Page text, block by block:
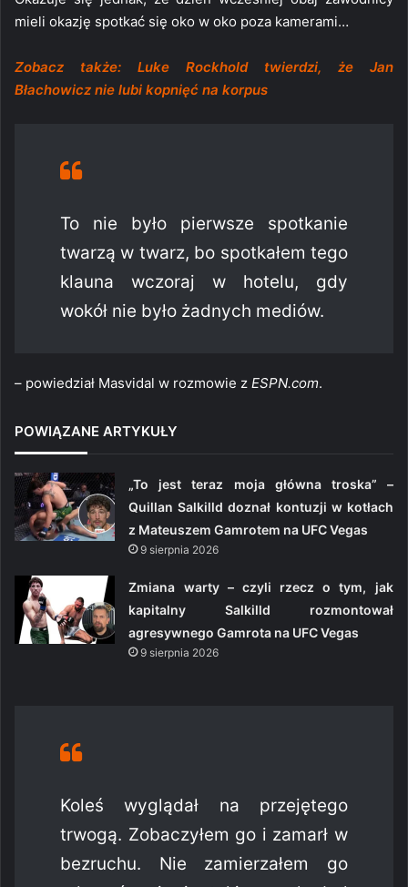
mieli okazję spotkać się oko w oko poza kamerami…
Zobacz także: Luke Rockhold twierdzi, że Jan
Błachowicz nie lubi kopnięć na korpus
To nie było pierwsze spotkanie
twarzą w twarz, bo spotkałem tego
klauna wczoraj w hotelu, gdy
wokół nie było żadnych mediów.
– powiedział Masvidal w rozmowie z ESPN.com.
POWIĄZANE ARTYKUŁY
„To jest teraz moja główna troska” –
Quillan Salkilld doznał kontuzji w kotłach
z Mateuszem Gamrotem na UFC Vegas
9 sierpnia 2026
Zmiana warty – czyli rzecz o tym, jak
kapitalny Salkilld rozmontował
agresywnego Gamrota na UFC Vegas
9 sierpnia 2026
Koleś wyglądał na przejętego
trwogą. Zobaczyłem go i zamarł w
bezruchu. Nie zamierzałem go